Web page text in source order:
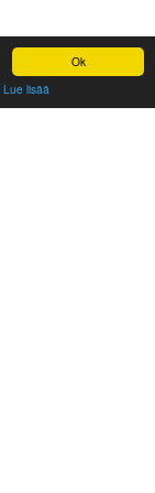
Ok
Lue lisää